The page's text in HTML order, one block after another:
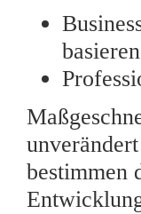
bestimmen